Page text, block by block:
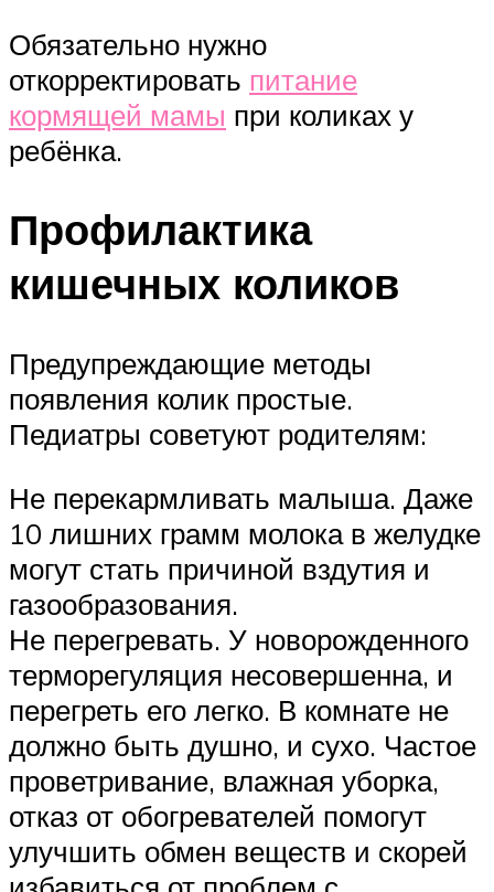
Обязательно нужно
откорректировать питание
кормящей мамы при коликах у
ребёнка.
Профилактика
кишечных коликов
Предупреждающие методы
появления колик простые.
Педиатры советуют родителям:
Не перекармливать малыша. Даже
10 лишних грамм молока в желудке
могут стать причиной вздутия и
газообразования.
Не перегревать. У новорожденного
терморегуляция несовершенна, и
перегреть его легко. В комнате не
должно быть душно, и сухо. Частое
проветривание, влажная уборка,
отказ от обогревателей помогут
улучшить обмен веществ и скорей